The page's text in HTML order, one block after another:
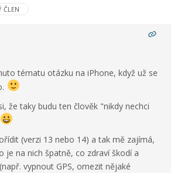
ČLEN
tématu otázku na iPhone, když už se
že taky budu ten člověk "nikdy nechci
(verzi 13 nebo 14) a tak mě zajímá,
je na nich špatně, co zdraví škodí a
vypnout GPS, omezit nějaké